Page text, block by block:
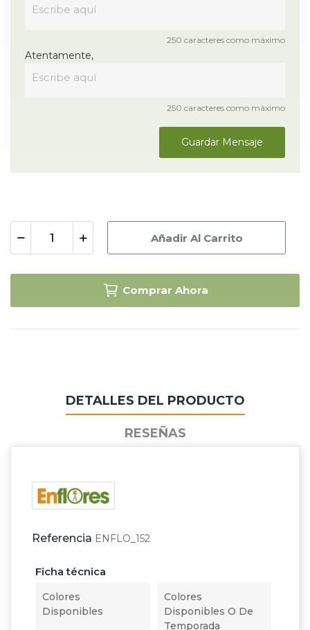
250 caracteres como máximo
Atentamente,
250 caracteres como máximo
Guardar Mensaje
Añadir Al Carrito
Comprar Ahora
DETALLES DEL PRODUCTO
RESEÑAS
Referencia ENFLO_152
Ficha técnica
Colores
Disponibles
Colores
Disponibles O De
Temporada